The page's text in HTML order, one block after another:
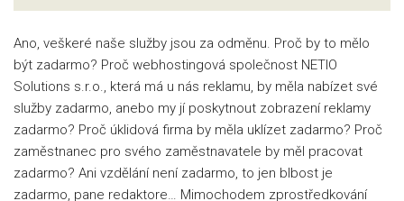
Ano, veškeré naše služby jsou za odměnu. Proč by to mělo
být zadarmo? Proč webhostingová společnost NETIO
Solutions s.r.o., která má u nás reklamu, by měla nabízet své
služby zadarmo, anebo my jí poskytnout zobrazení reklamy
zadarmo? Proč úklidová firma by měla uklízet zadarmo? Proč
zaměstnanec pro svého zaměstnavatele by měl pracovat
zadarmo? Ani vzdělání není zadarmo, to jen blbost je
zadarmo, pane redaktore… Mimochodem zprostředkování